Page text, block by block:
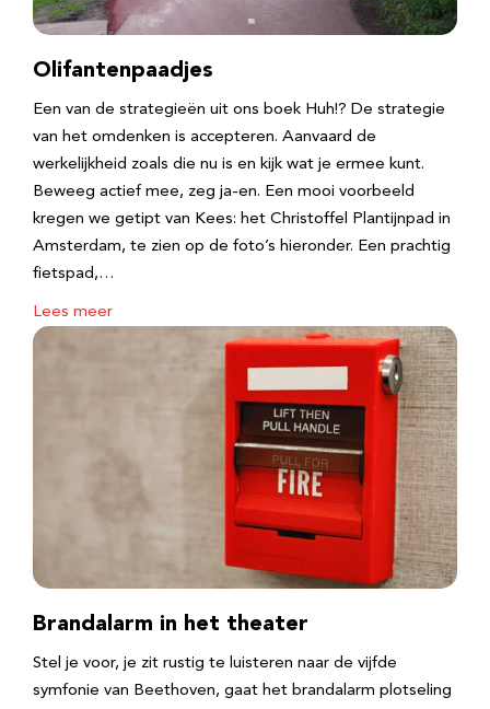
Olifantenpaadjes
Een van de strategieën uit ons boek Huh!? De strategie
van het omdenken is accepteren. Aanvaard de
werkelijkheid zoals die nu is en kijk wat je ermee kunt.
Beweeg actief mee, zeg ja-en. Een mooi voorbeeld
kregen we getipt van Kees: het Christoffel Plantijnpad in
Amsterdam, te zien op de foto’s hieronder. Een prachtig
fietspad,…
Lees meer
Brandalarm in het theater
Stel je voor, je zit rustig te luisteren naar de vijfde
symfonie van Beethoven, gaat het brandalarm plotseling